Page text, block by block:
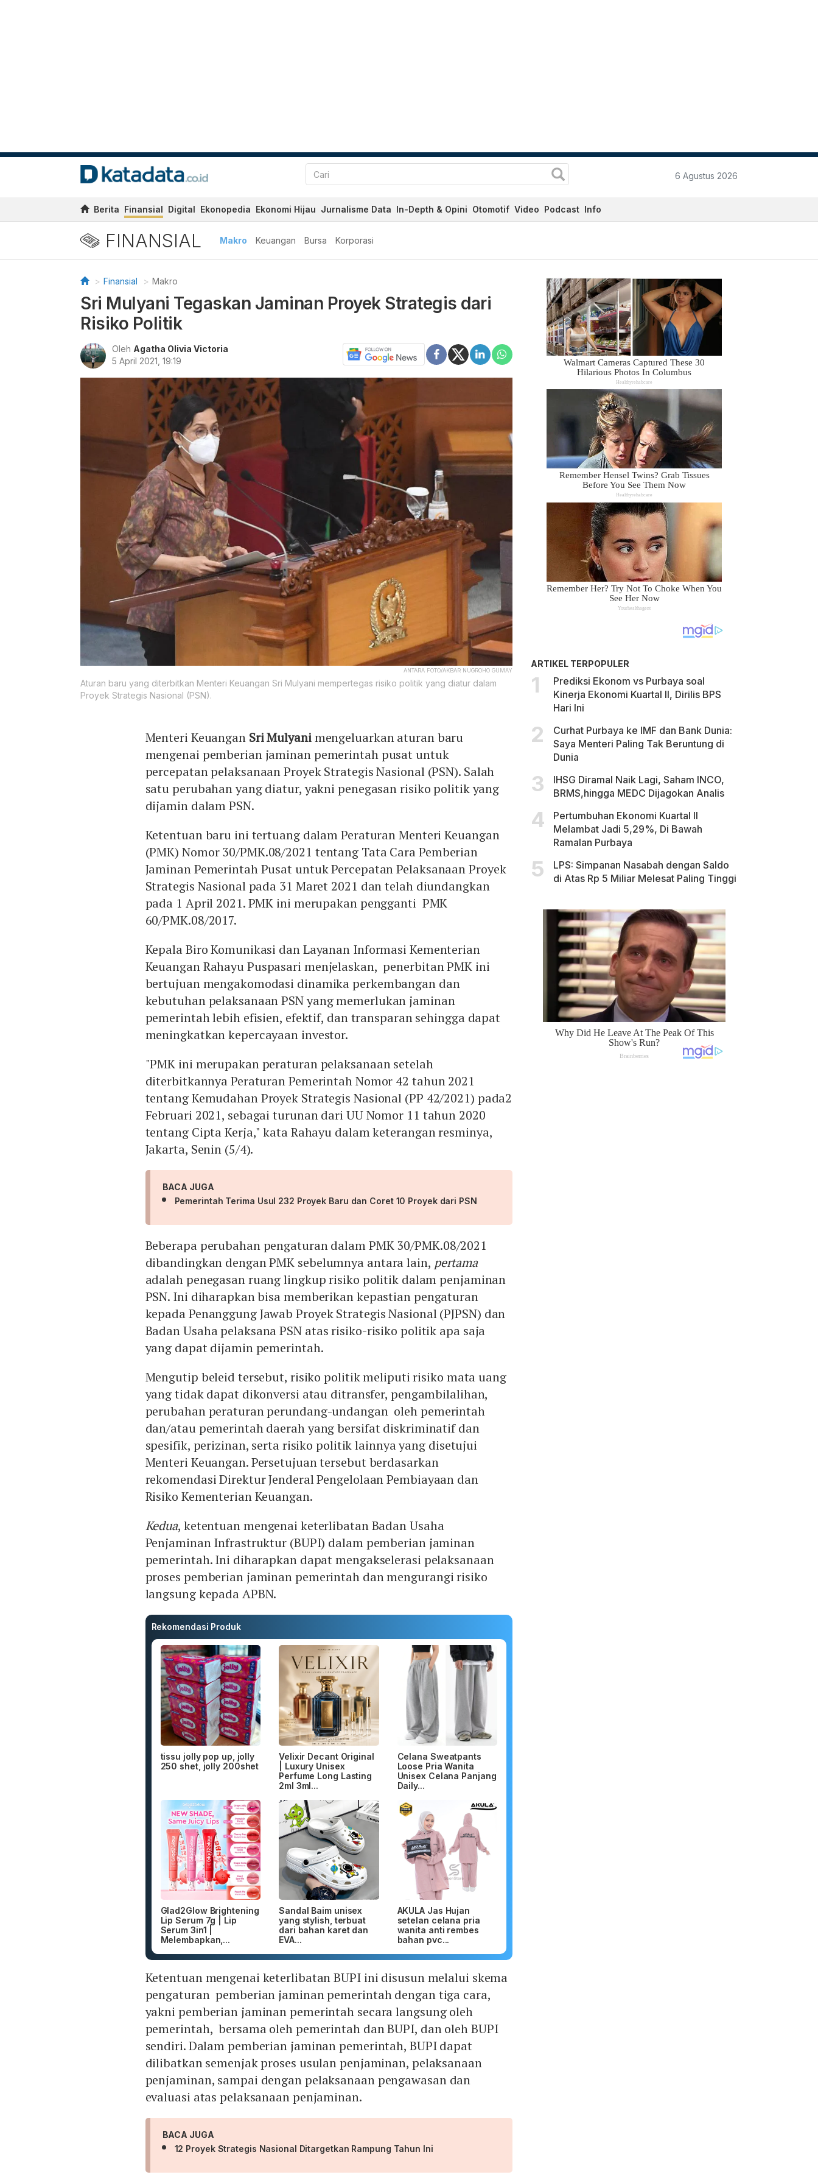
6 Agustus 2026
Berita Finansial Digital Ekonopedia Ekonomi Hijau Jurnalisme Data In-Depth & Opini Otomotif Video Podcast Info
FINANSIAL Makro Keuangan Bursa Korporasi
Finansial Makro
Sri Mulyani Tegaskan Jaminan Proyek Strategis dari
Risiko Politik
Oleh Agatha Olivia Victoria
5 April 2021, 19:19
ANTARA FOTO/AKBAR NUGROHO GUMAY
Aturan baru yang diterbitkan Menteri Keuangan Sri Mulyani mempertegas risiko politik yang diatur dalam
Proyek Strategis Nasional (PSN).
Menteri Keuangan Sri Mulyanimengeluarkan aturan baru
mengenai pemberian jaminan pemerintah pusat untuk
percepatan pelaksanaan Proyek Strategis Nasional (PSN). Salah
satu perubahan yang diatur, yakni penegasan risiko politik yang
dijamin dalam PSN.
Ketentuan baru ini tertuang dalam Peraturan Menteri Keuangan
(PMK) Nomor 30/PMK.08/2021 tentang Tata Cara Pemberian
Jaminan Pemerintah Pusat untuk Percepatan Pelaksanaan Proyek
Strategis Nasional pada 31 Maret 2021 dan telah diundangkan
pada 1 April 2021. PMK ini merupakan pengganti PMK
60/PMK.08/2017.
Kepala Biro Komunikasi dan Layanan Informasi Kementerian
Keuangan Rahayu Puspasari menjelaskan, penerbitan PMK ini
bertujuan mengakomodasi dinamika perkembangan dan
kebutuhan pelaksanaan PSN yang memerlukan jaminan
pemerintah lebih efisien, efektif, dan transparan sehingga dapat
meningkatkan kepercayaan investor.
"PMK ini merupakan peraturan pelaksanaan setelah
diterbitkannya Peraturan Pemerintah Nomor 42 tahun 2021
tentang Kemudahan Proyek Strategis Nasional (PP 42/2021) pada2
Februari 2021, sebagai turunan dari UU Nomor 11 tahun 2020
tentang Cipta Kerja," kata Rahayu dalam keterangan resminya,
Jakarta, Senin (5/4).
BACA JUGA
Pemerintah Terima Usul 232 Proyek Baru dan Coret 10 Proyek dari PSN
Beberapa perubahan pengaturan dalam PMK 30/PMK.08/2021
dibandingkan dengan PMK sebelumnya antara lain, pertama
adalah penegasan ruang lingkup risiko politik dalam penjaminan
PSN. Ini diharapkan bisa memberikan kepastian pengaturan
kepada Penanggung Jawab Proyek Strategis Nasional (PJPSN) dan
Badan Usaha pelaksana PSN atas risiko-risiko politik apa saja
yang dapat dijamin pemerintah.
Mengutip beleid tersebut, risiko politik meliputi risiko mata uang
yang tidak dapat dikonversi atau ditransfer, pengambilalihan,
perubahan peraturan perundang-undangan oleh pemerintah
dan/atau pemerintah daerah yang bersifat diskriminatif dan
spesifik, perizinan, serta risiko politik lainnya yang disetujui
Menteri Keuangan. Persetujuan tersebut berdasarkan
rekomendasi Direktur Jenderal Pengelolaan Pembiayaan dan
Risiko Kementerian Keuangan.
Kedua, ketentuan mengenai keterlibatan Badan Usaha
Penjaminan Infrastruktur (BUPI) dalam pemberian jaminan
pemerintah. Ini diharapkan dapat mengakselerasi pelaksanaan
proses pemberian jaminan pemerintah dan mengurangi risiko
langsung kepada APBN.
Rekomendasi Produk
tissu jolly pop up, jolly
250 shet, jolly 200shet
Velixir Decant Original
| Luxury Unisex
Perfume Long Lasting
2ml 3ml...
Celana Sweatpants
Loose Pria Wanita
Unisex Celana Panjang
Daily...
Glad2Glow Brightening
Lip Serum 7g | Lip
Serum 3in1 |
Melembapkan,...
Sandal Baim unisex
yang stylish, terbuat
dari bahan karet dan
EVA...
AKULA Jas Hujan
setelan celana pria
wanita anti rembes
bahan pvc...
Ketentuan mengenai keterlibatan BUPI ini disusun melalui skema
pengaturan pemberian jaminan pemerintah dengan tiga cara,
yakni pemberian jaminan pemerintah secara langsung oleh
pemerintah, bersama oleh pemerintah dan BUPI, dan oleh BUPI
sendiri. Dalam pemberian jaminan pemerintah, BUPI dapat
dilibatkan semenjak proses usulan penjaminan, pelaksanaan
penjaminan, sampai dengan pelaksanaan pengawasan dan
evaluasi atas pelaksanaan penjaminan.
BACA JUGA
12 Proyek Strategis Nasional Ditargetkan Rampung Tahun Ini
ARTIKEL TERPOPULER
Prediksi Ekonom vs Purbaya soal
Kinerja Ekonomi Kuartal II, Dirilis BPS
Hari Ini
Curhat Purbaya ke IMF dan Bank Dunia:
Saya Menteri Paling Tak Beruntung di
Dunia
IHSG Diramal Naik Lagi, Saham INCO,
BRMS,hingga MEDC Dijagokan Analis
Pertumbuhan Ekonomi Kuartal II
Melambat Jadi 5,29%, Di Bawah
Ramalan Purbaya
LPS: Simpanan Nasabah dengan Saldo
di Atas Rp 5 Miliar Melesat Paling Tinggi